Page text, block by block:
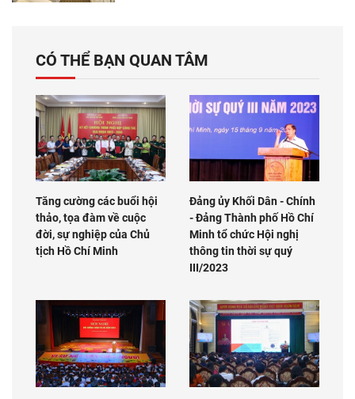
CÓ THỂ BẠN QUAN TÂM
Tăng cường các buổi hội
thảo, tọa đàm về cuộc
đời, sự nghiệp của Chủ
tịch Hồ Chí Minh
Đảng ủy Khối Dân - Chính
- Đảng Thành phố Hồ Chí
Minh tổ chức Hội nghị
thông tin thời sự quý
III/2023